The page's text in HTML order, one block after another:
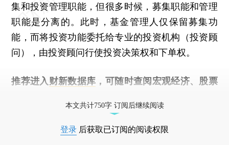
集和投资管理职能，但很多时候，募集职能和管理
职能是分离的。此时，基金管理人仅保留募集功
能，而将投资功能委托给专业的投资机构（投资顾
问），由投资顾问行使投资决策权和下单权。
推荐进入 财新数据库 ，可随时查阅宏观经济、股票
本文共计750字 订阅后继续阅读
登录 后获取已订阅的阅读权限